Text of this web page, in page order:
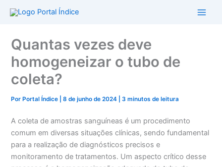
para
conteúdo
Quantas vezes deve
homogeneizar o tubo de
coleta?
PorPortal Índice |8 de junho de 2024 |3 minutos de leitura
A coleta de amostras sanguíneas é um procedimento
comum em diversas situações clínicas, sendo fundamental
para a realização de diagnósticos precisos e
monitoramento de tratamentos. Um aspecto crítico desse